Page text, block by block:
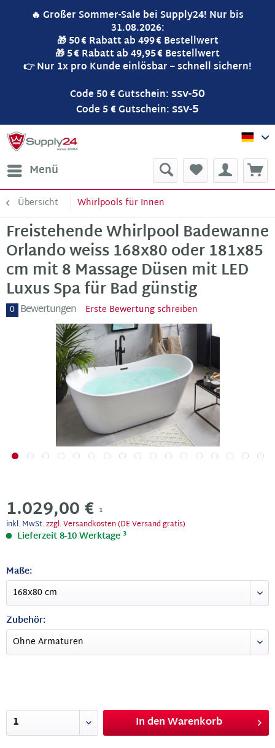
🔥 Großer Sommer-Sale bei Supply24! Nur bis
31.08.2026:
🎁 50 € Rabatt ab 499 € Bestellwert
🎁 5 € Rabatt ab 49,95 € Bestellwert
👉 Nur 1x pro Kunde einlösbar – schnell sichern!
Code 50 € Gutschein: ssv-50
Code 5 € Gutschein: ssv-5
Menü
Übersicht Whirlpools für Innen
Freistehende Whirlpool Badewanne
Orlando weiss 168x80 oder 181x85
cm mit 8 Massage Düsen mit LED
Luxus Spa für Bad günstig
0 Bewertungen Erste Bewertung schreiben
1.029,00 € 1
inkl. MwSt.zzgl. Versandkosten (DE Versand gratis)
Lieferzeit 8-10 Werktage 3
Maße:
Zubehör:
In denWarenkorb